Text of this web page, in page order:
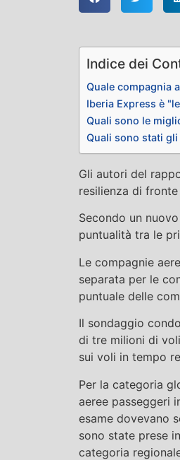
Indice dei
Quale compagnia
Iberia Express è
Quali sono le
Quali sono stati
Gli autori del
resilienza di
Secondo un
puntualità tra le
Le compagnie
separata per le
puntuale delle
Il sondaggio
di tre milioni di
sui voli in tempo
Per la categoria
aeree passeggeri
esame dovevano
sono state prese
categoria